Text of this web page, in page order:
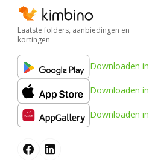
Laatste folders, aanbiedingen en
kortingen
Downloaden in
Downloaden in
Downloaden in